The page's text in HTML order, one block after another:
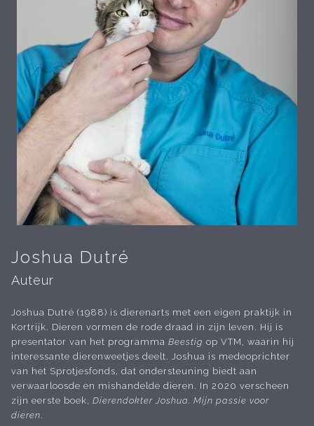
Joshua Dutré
Auteur
Joshua Dutré (1988) is dierenarts met een eigen praktijk in
Kortrijk. Dieren vormen de rode draad in zijn leven. Hij is
presentator van het programma Beestig op VTM, waarin hij
interessante dierenweetjes deelt. Joshua is medeoprichter
van het Sprotjesfonds, dat ondersteuning biedt aan
verwaarloosde en mishandelde dieren. In 2020 verscheen
zijn eerste boek, Dierendokter Joshua. Mijn passie voor
dieren.